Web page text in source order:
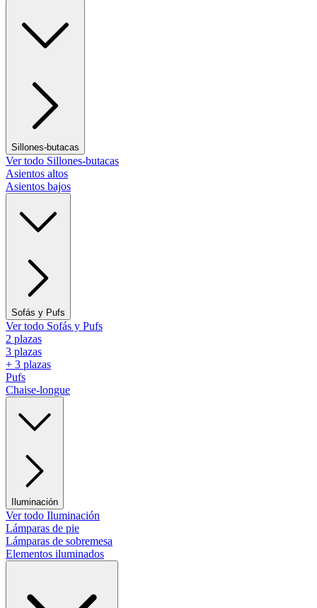
Sillones-butacas
Ver todo Sillones-butacas
Asientos altos
Asientos bajos
Sofás y Pufs
Ver todo Sofás y Pufs
2 plazas
3 plazas
+ 3 plazas
Pufs
Chaise-longue
Iluminación
Ver todo Iluminación
Lámparas de pie
Lámparas de sobremesa
Elementos iluminados